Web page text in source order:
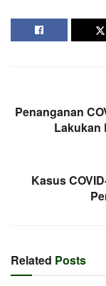
Penanganan
Lakukan
Kasus
Related Posts